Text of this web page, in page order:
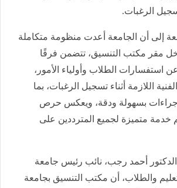
الرغبات.
إلى أن الجامعة أعدت منظومة متكاملة
مقر مكتب التنسيق، تتضمن فرقًا
استفسارات الطلاب وأولياء الأمور،
اللازمة أثناء تسجيل الرغبات، بما
بسهولة ودقة، ويعكس حرص
خدمة متميزة لجميع المترددين على
أحمد رجب، نائب رئيس جامعة
والطلاب، أن مكتب التنسيق بجامعة